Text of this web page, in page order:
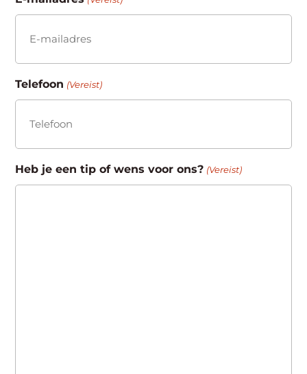
Telefoon (Vereist)
Heb je een tip of wens voor ons? (Vereist)